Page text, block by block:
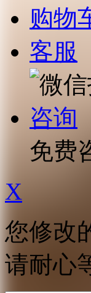
购物
客服
咨询
免费
X
您修改
请耐心